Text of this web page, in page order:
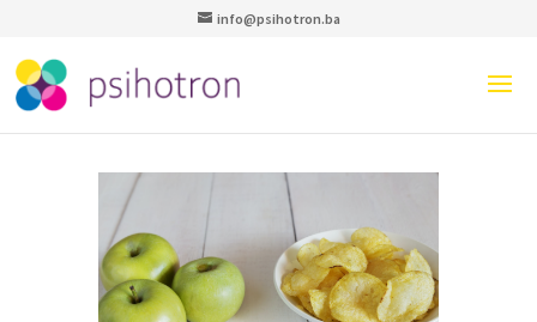
info@psihotron.ba